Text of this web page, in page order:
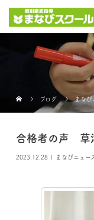
ブログ まなび
合格者の声 草
2023.12.28 まなびニュー